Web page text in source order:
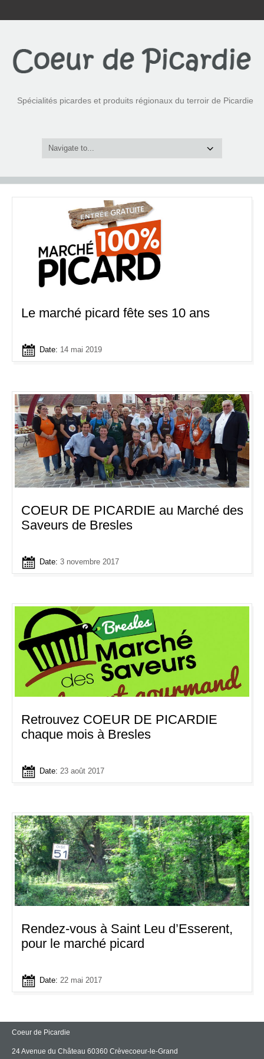
Spécialités picardes et produits régionaux du terroir de Picardie
Le marché picard fête ses 10 ans
Date: 14 mai 2019
COEUR DE PICARDIE au Marché des
Saveurs de Bresles
Date: 3 novembre 2017
Retrouvez COEUR DE PICARDIE
chaque mois à Bresles
Date: 23 août 2017
Rendez-vous à Saint Leu d’Esserent,
pour le marché picard
Date: 22 mai 2017
Coeur de Picardie
24 Avenue du Château 60360 Crèvecoeur-le-Grand